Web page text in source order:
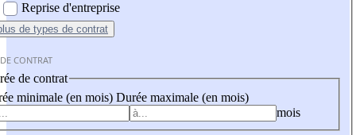
Reprise d'entreprise
de types de contrat
CONTRAT
de contrat
minimale (en mois) Durée maximale (en mois)
mois